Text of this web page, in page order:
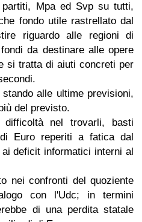
Mpa ed Svp su tutti,
fondo utile rastrellato dal
riguardo alle regioni di
da destinare alle opere
si tratta di aiuti concreti per
alle ultime previsioni,
del previsto.
difficoltà nel trovarli, basti
Euro reperiti a fatica dal
deficit informatici interni al
nei confronti del quoziente
con l'Udc; in termini
di una perdita statale